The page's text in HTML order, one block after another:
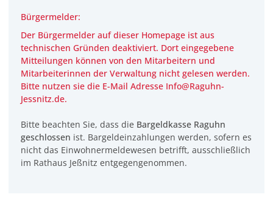
Bürgermelder:
Der Bürgermelder auf dieser Homepage ist aus
technischen Gründen deaktiviert. Dort eingegebene
Mitteilungen können von den Mitarbeitern und
Mitarbeiterinnen der Verwaltung nicht gelesen werden.
Bitte nutzen sie die E-Mail Adresse Info@Raguhn-
Jessnitz.de.
Bitte beachten Sie, dass die Bargeldkasse Raguhn
geschlossen ist. Bargeldeinzahlungen werden, sofern es
nicht das Einwohnermeldewesen betrifft, ausschließlich
im Rathaus Jeßnitz entgegengenommen.